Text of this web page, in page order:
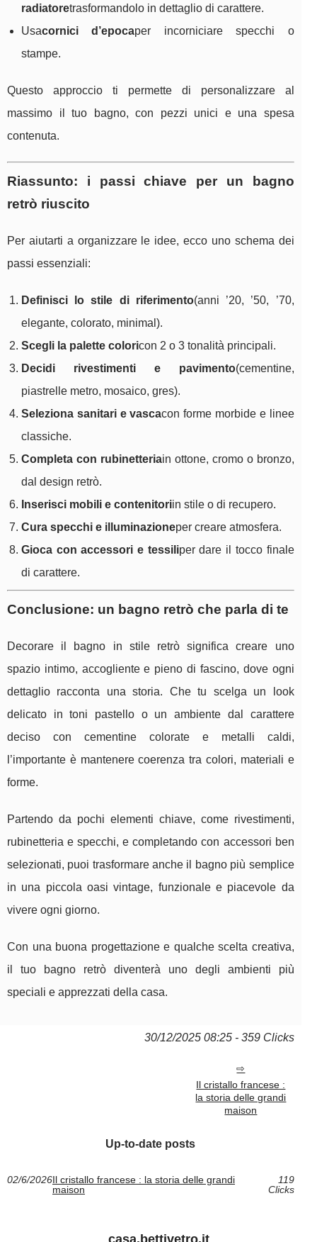
radiatoretrasformandolo in dettaglio di carattere.
Usacornici d’epocaper incorniciare specchi o
stampe.
Questo approccio ti permette di personalizzare al
massimo il tuo bagno, con pezzi unici e una spesa
contenuta.
Riassunto: i passi chiave per un bagno
retrò riuscito
Per aiutarti a organizzare le idee, ecco uno schema dei
passi essenziali:
Definisci lo stile di riferimento(anni ’20, ’50, ’70,
elegante, colorato, minimal).
Scegli la palette coloricon 2 o 3 tonalità principali.
Decidi rivestimenti e pavimento(cementine,
piastrelle metro, mosaico, gres).
Seleziona sanitari e vascacon forme morbide e linee
classiche.
Completa con rubinetteriain ottone, cromo o bronzo,
dal design retrò.
Inserisci mobili e contenitoriin stile o di recupero.
Cura specchi e illuminazioneper creare atmosfera.
Gioca con accessori e tessiliper dare il tocco finale
di carattere.
Conclusione: un bagno retrò che parla di te
Decorare il bagno in stile retrò significa creare uno
spazio intimo, accogliente e pieno di fascino, dove ogni
dettaglio racconta una storia. Che tu scelga un look
delicato in toni pastello o un ambiente dal carattere
deciso con cementine colorate e metalli caldi,
l’importante è mantenere coerenza tra colori, materiali e
forme.
Partendo da pochi elementi chiave, come rivestimenti,
rubinetteria e specchi, e completando con accessori ben
selezionati, puoi trasformare anche il bagno più semplice
in una piccola oasi vintage, funzionale e piacevole da
vivere ogni giorno.
Con una buona progettazione e qualche scelta creativa,
il tuo bagno retrò diventerà uno degli ambienti più
speciali e apprezzati della casa.
30/12/2025 08:25 - 359 Clicks
Il cristallo francese :
la storia delle grandi
maison
Up-to-date posts
02/6/2026Il cristallo francese : la storia delle grandi
maison
119
Clicks